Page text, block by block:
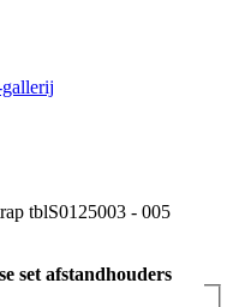
tblS0125003 - 005
set afstandhouders